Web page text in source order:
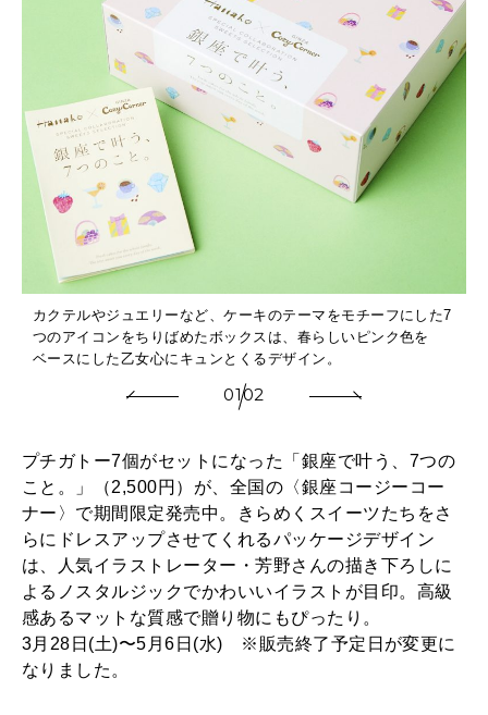
カクテルやジュエリーなど、ケーキのテーマをモチーフにした7
つのアイコンをちりばめたボックスは、春らしいピンク色を
ベースにした乙女心にキュンとくるデザイン。
0102
プチガトー7個がセットになった「銀座で叶う、7つの
こと。」（2,500円）が、全国の〈銀座コージーコー
ナー〉で期間限定発売中。きらめくスイーツたちをさ
らにドレスアップさせてくれるパッケージデザイン
は、人気イラストレーター・芳野さんの描き下ろしに
よるノスタルジックでかわいいイラストが目印。高級
感あるマットな質感で贈り物にもぴったり。
3月28日(土)〜5月6日(水) ※販売終了予定日が変更に
なりました。